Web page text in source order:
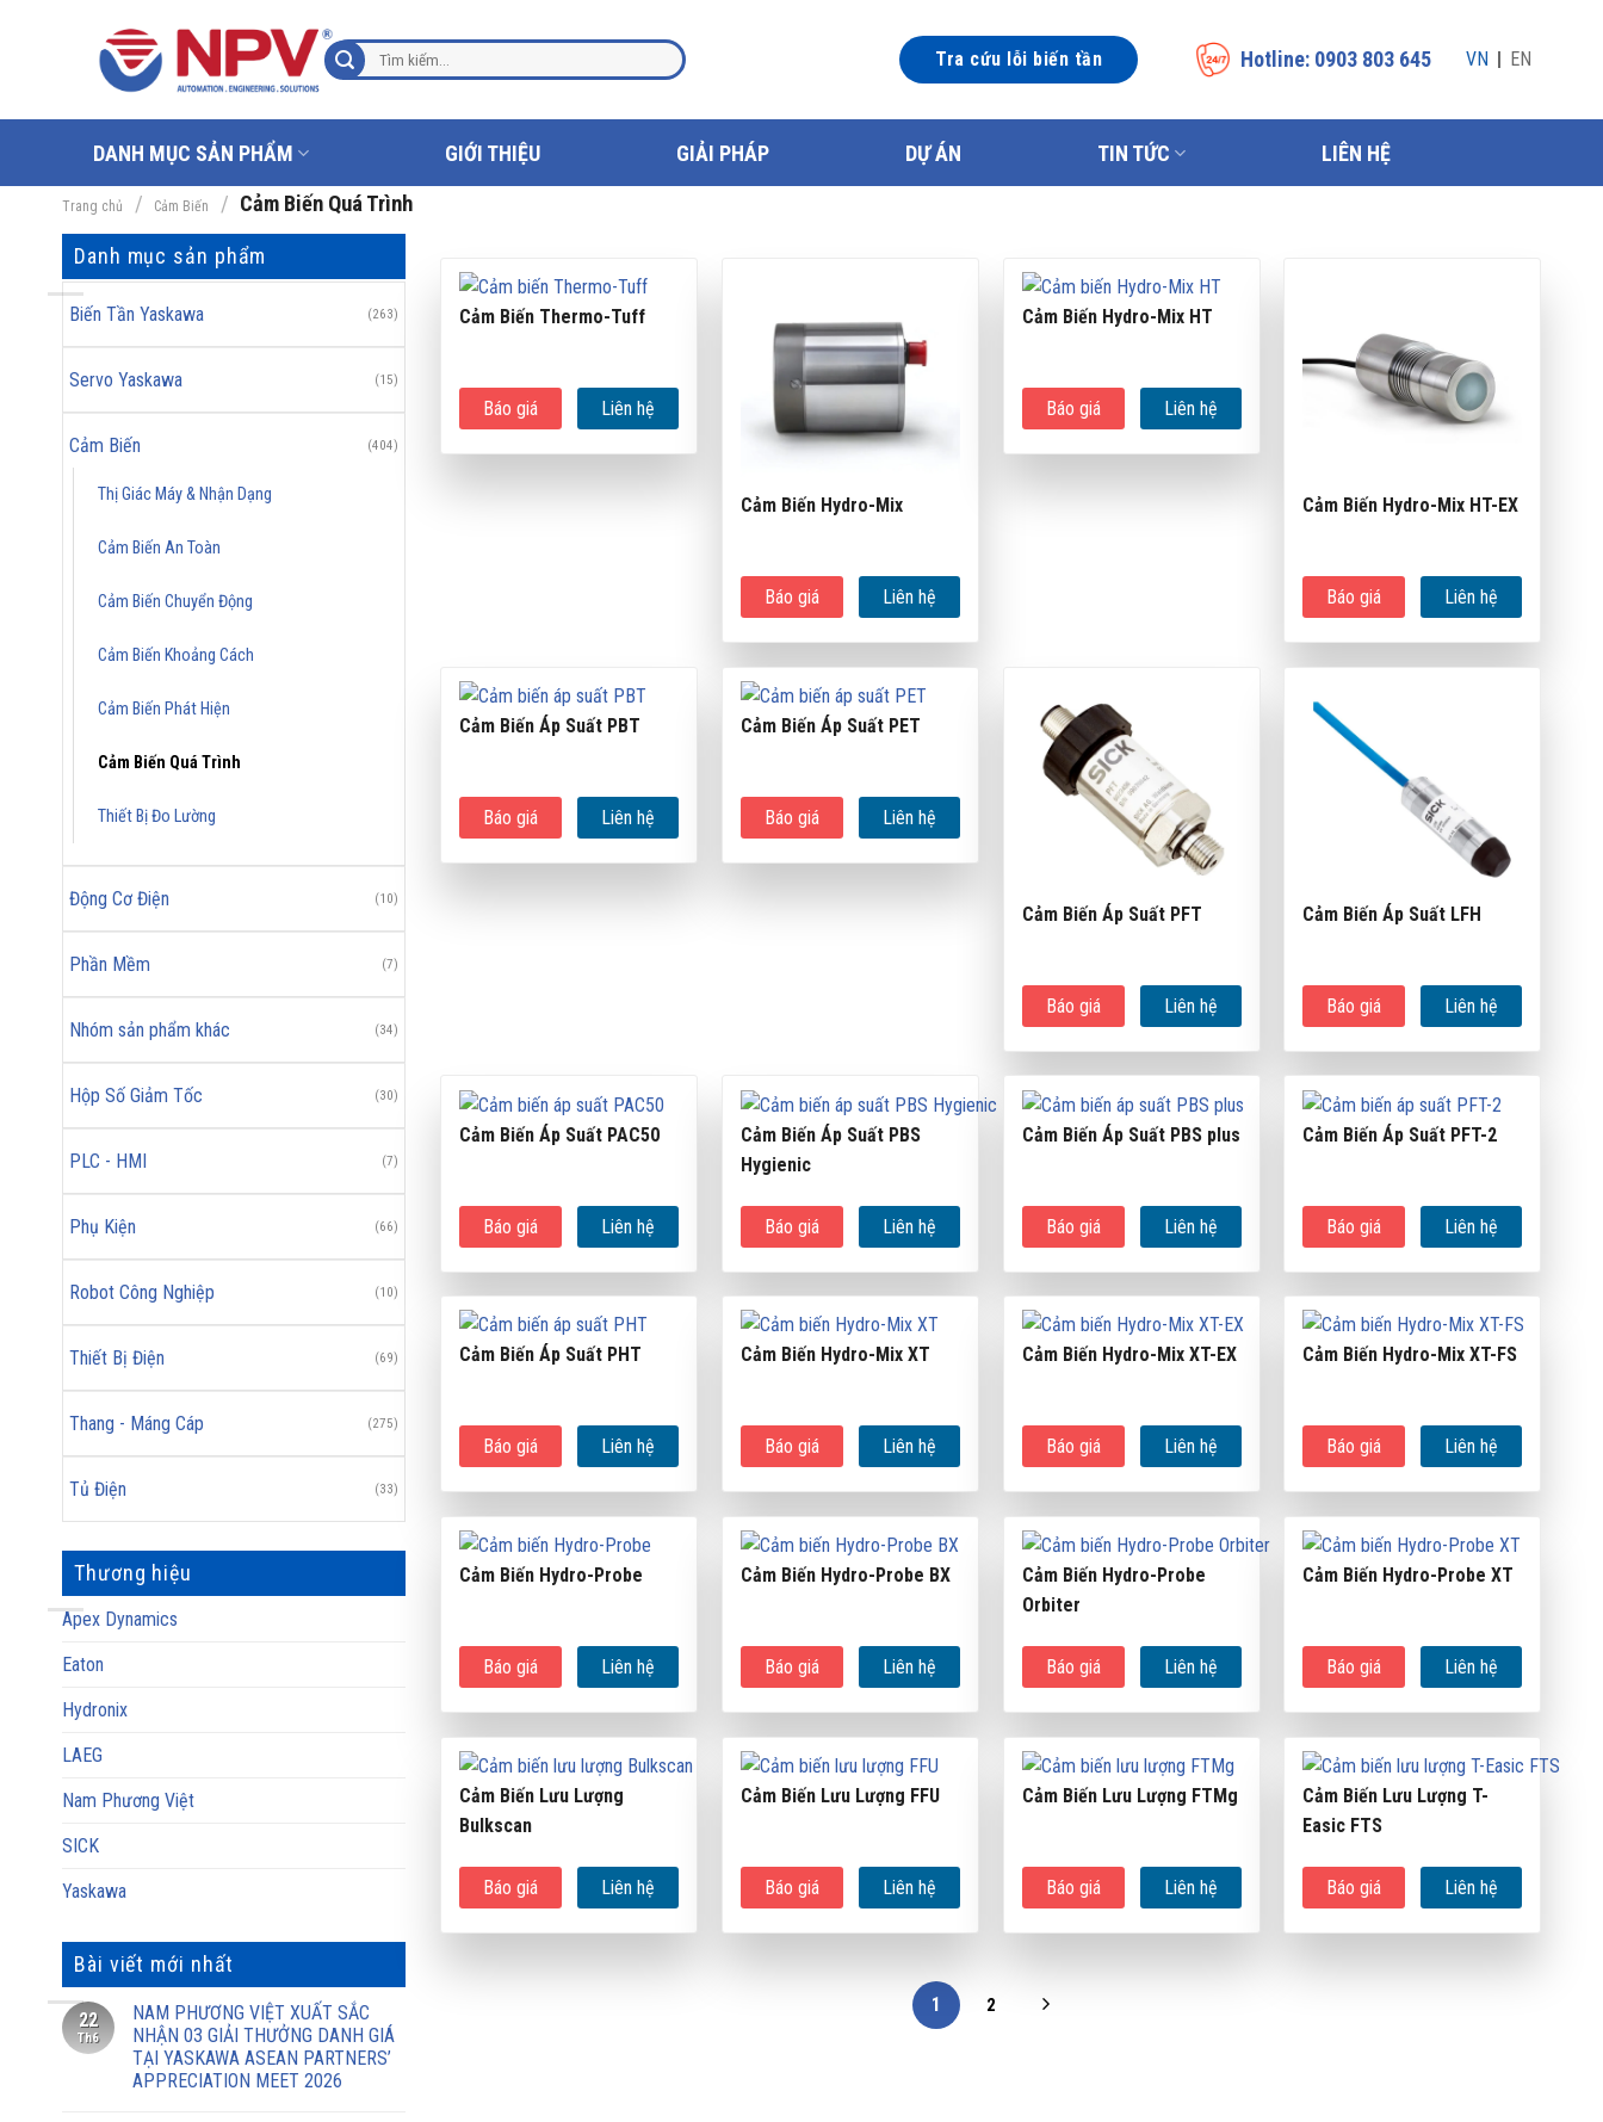
Tìm
kiếm:
Tra cứu lỗi biến tần Hotline: 0903 803 645 EN
VN
DANH MỤC SẢN PHẨM GIỚI THIỆU GIẢI PHÁP DỰ ÁN TIN TỨC LIÊN HỆ
Trang chủ / Cảm Biến / Cảm Biến Quá Trình
Danh mục sản phẩm
Biến Tần Yaskawa (263)
Servo Yaskawa (15)
Cảm Biến (404)
Thị Giác Máy & Nhận Dạng
Cảm Biến An Toàn
Cảm Biến Chuyển Động
Cảm Biến Khoảng Cách
Cảm Biến Phát Hiện
Cảm Biến Quá Trình
Thiết Bị Đo Lường
Động Cơ Điện (10)
Phần Mềm (7)
Nhóm sản phẩm khác (34)
Hộp Số Giảm Tốc (30)
PLC - HMI (7)
Phụ Kiện (66)
Robot Công Nghiệp (10)
Thiết Bị Điện (69)
Thang - Máng Cáp (275)
Tủ Điện (33)
Thương hiệu
Apex Dynamics
Eaton
Hydronix
LAEG
Nam Phương Việt
SICK
Yaskawa
Bài viết mới nhất
22
Th6
NAM PHƯƠNG VIỆT XUẤT SẮC
NHẬN 03 GIẢI THƯỞNG DANH GIÁ
TẠI YASKAWA ASEAN PARTNERS’
APPRECIATION MEET 2026
Cảm Biến Thermo-Tuff
Báo giá Liên hệ
Cảm Biến Hydro-Mix
Báo giá Liên hệ
Cảm Biến Hydro-Mix HT
Báo giá Liên hệ
Cảm Biến Hydro-Mix HT-EX
Báo giá Liên hệ
Cảm Biến Áp Suất PBT
Báo giá Liên hệ
Cảm Biến Áp Suất PET
Báo giá Liên hệ
Cảm Biến Áp Suất PFT
Báo giá Liên hệ
Cảm Biến Áp Suất LFH
Báo giá Liên hệ
Cảm Biến Áp Suất PAC50
Báo giá Liên hệ
Cảm Biến Áp Suất PBS
Hygienic
Báo giá Liên hệ
Cảm Biến Áp Suất PBS plus
Báo giá Liên hệ
Cảm Biến Áp Suất PFT-2
Báo giá Liên hệ
Cảm Biến Áp Suất PHT
Báo giá Liên hệ
Cảm Biến Hydro-Mix XT
Báo giá Liên hệ
Cảm Biến Hydro-Mix XT-EX
Báo giá Liên hệ
Cảm Biến Hydro-Mix XT-FS
Báo giá Liên hệ
Cảm Biến Hydro-Probe
Báo giá Liên hệ
Cảm Biến Hydro-Probe BX
Báo giá Liên hệ
Cảm Biến Hydro-Probe
Orbiter
Báo giá Liên hệ
Cảm Biến Hydro-Probe XT
Báo giá Liên hệ
Cảm Biến Lưu Lượng
Bulkscan
Báo giá Liên hệ
Cảm Biến Lưu Lượng FFU
Báo giá Liên hệ
Cảm Biến Lưu Lượng FTMg
Báo giá Liên hệ
Cảm Biến Lưu Lượng T-
Easic FTS
Báo giá Liên hệ
1 2